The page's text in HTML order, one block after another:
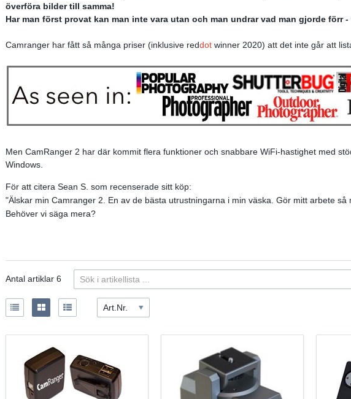
överföra bilder till samma!
Har man först provat kan man inte vara utan och man undrar vad man gjorde förr
Camranger har fått så många priser (inklusive reddot winner 2020) att det inte går att
Men CamRanger 2 har där kommit flera funktioner och snabbare WiFi-hastighet med
Windows.
För att citera Sean S. som recenserade sitt köp:
"Älskar min Camranger 2. En av de bästa utrustningarna i min väska. Gör mitt arbete så
Behöver vi säga mera?
Antal artiklar6
Art.Nr.